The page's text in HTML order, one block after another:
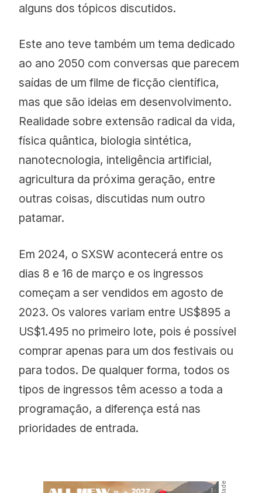
alguns dos tópicos discutidos.
Este ano teve também um tema dedicado
ao ano 2050 com conversas que parecem
saídas de um filme de ficção científica,
mas que são ideias em desenvolvimento.
Realidade sobre extensão radical da vida,
física quântica, biologia sintética,
nanotecnologia, inteligência artificial,
agricultura da próxima geração, entre
outras coisas, discutidas num outro
patamar.
Em 2024, o SXSW acontecerá entre os
dias 8 e 16 de março e os ingressos
começam a ser vendidos em agosto de
2023. Os valores variam entre US$895 a
US$1.495 no primeiro lote, pois é possível
comprar apenas para um dos festivais ou
para todos. De qualquer forma, todos os
tipos de ingressos têm acesso a toda a
programação, a diferença está nas
prioridades de entrada.